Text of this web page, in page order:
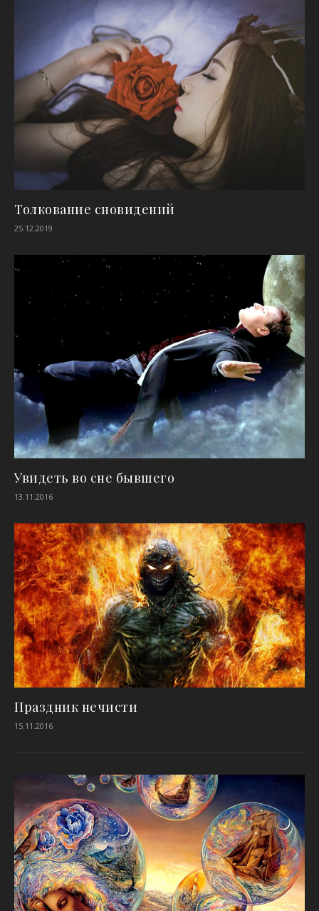
Толкование сновидений
25.12.2019
Увидеть во сне бывшего
13.11.2016
Праздник нечисти
15.11.2016